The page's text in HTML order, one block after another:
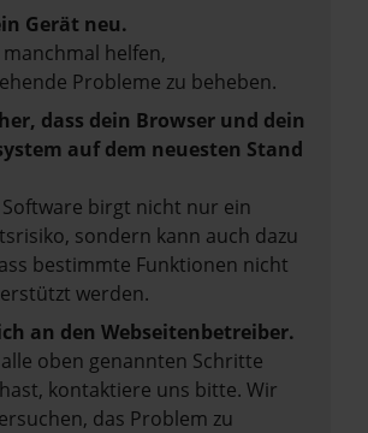
Gerät neu.
manchmal helfen,
Probleme zu beheben.
dass dein Browser und dein
auf dem neuesten Stand
birgt nicht nur ein
sondern kann auch dazu
bestimmte Funktionen nicht
werden.
an den Webseitenbetreiber.
oben genannten Schritte
kontaktiere uns bitte. Wir
das Problem zu